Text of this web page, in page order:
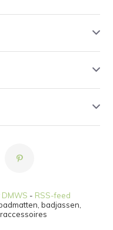
DMWS - RSS-feed
badjassen,